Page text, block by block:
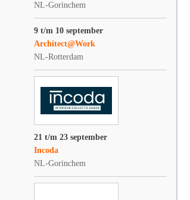
NL-Gorinchem
9 t/m 10 september
Architect@Work
NL-Rotterdam
21 t/m 23 september
Incoda
NL-Gorinchem